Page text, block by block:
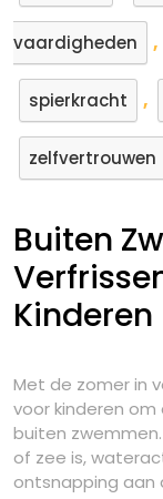
vaardigheden ,
spierkracht ,
zelfvertrouwen
Buiten
Kinderen
Met de zomer in
voor kinderen
buiten
of zee is,
ontsnapping aan